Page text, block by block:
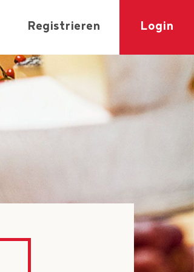
Registrieren Login